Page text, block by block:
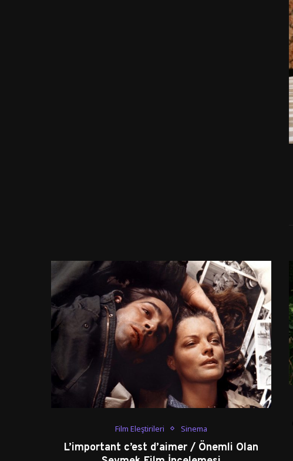
Film Eleştirileri Sinema
L’important c’est d’aimer / Önemli Olan